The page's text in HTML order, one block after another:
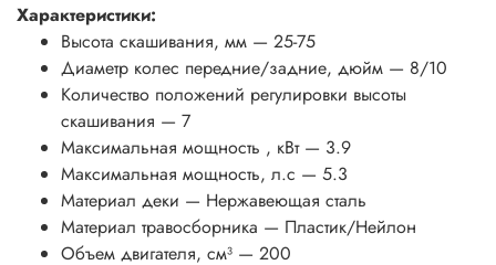
Характеристики:
Высота скашивания, мм — 25-75
Диаметр колес передние/задние, дюйм — 8/10
Количество положений регулировки высоты
скашивания — 7
Максимальная мощность , кВт — 3.9
Максимальная мощность, л.с — 5.3
Материал деки — Нержавеющая сталь
Материал травосборника — Пластик/Нейлон
Объем двигателя, см³ — 200